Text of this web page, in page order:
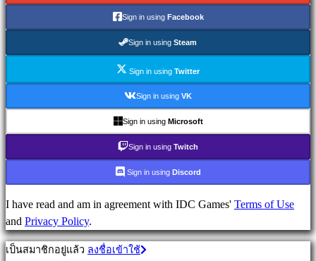
วางแผน
ภัย
เกม
กีฬา
เกม
นัก
ยิง
Racing
Sign in using Facebook
Sign in using Steam
Sign in using Twitter
Sign in using VK
Sign in using Microsoft
Sign in using Twitch
Sign in using Discord
I have read and am in agreement with IDC Games' Terms of Use
and Privacy Policy.
เป็นสมาชิกอยู่แล้ว ลงชื่อเข้าใช้